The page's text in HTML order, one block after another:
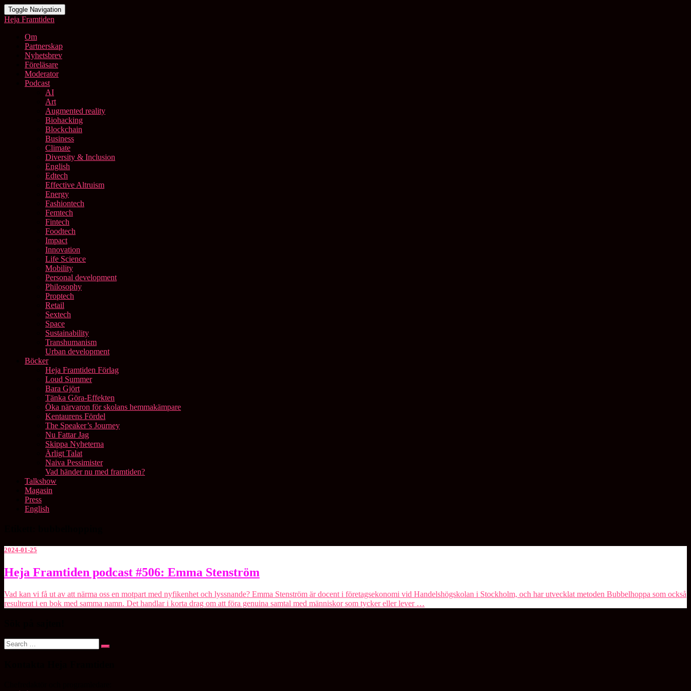
Toggle Navigation
Heja Framtiden
Om
Partnerskap
Nyhetsbrev
Föreläsare
Moderator
Podcast
AI
Art
Augmented reality
Biohacking
Blockchain
Business
Climate
Diversity & Inclusion
English
Edtech
Effective Altruism
Energy
Fashiontech
Femtech
Fintech
Foodtech
Impact
Innovation
Life Science
Mobility
Personal development
Philosophy
Proptech
Retail
Sextech
Space
Sustainability
Transhumanism
Urban development
Böcker
Heja Framtiden Förlag
Loud Summer
Bara Gjört
Tänka Göra-Effekten
Öka närvaron för skolans hemmakämpare
Kentaurens Fördel
The Speaker’s Journey
Nu Fattar Jag
Skippa Nyheterna
Ärligt Talat
Naiva Pessimister
Vad händer nu med framtiden?
Talkshow
Magasin
Press
English
2024-01-25
Heja
Framtiden
#506:
Emma
Heja Framtiden podcast #506: Emma Stenström
Vad kan vi få ut av att närma oss en motpart med nyfikenhet och lyssnande? Emma Stenström är docent i företagsekonomi vid Handelshögskolan i Stockholm, och har utvecklat metoden ⁠Bubbelhoppa⁠ som också
resulterat i en bok med samma namn. Det handlar i korta drag om att föra genuina samtal med människor som tycker eller lever …
Search
for:
Search